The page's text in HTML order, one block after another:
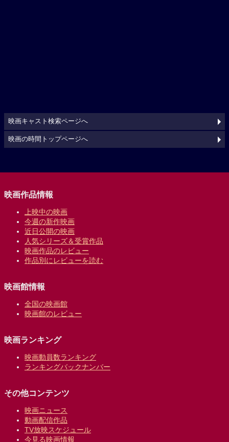
映画キャスト検索ページへ
映画の時間トップページへ
映画作品情報
上映中の映画
今週の新作映画
近日公開の映画
人気シリーズ＆受賞作品
映画作品のレビュー
作品別にレビューを読む
映画館情報
全国の映画館
映画館のレビュー
映画ランキング
映画動員数ランキング
ランキングバックナンバー
その他コンテンツ
映画ニュース
動画配信作品
TV放映スケジュール
今見る映画情報